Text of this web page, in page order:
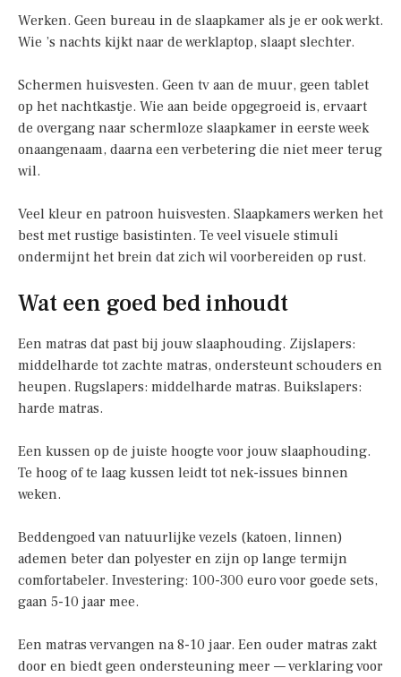
Werken. Geen bureau in de slaapkamer als je er ook werkt.
Wie ’s nachts kijkt naar de werklaptop, slaapt slechter.
Schermen huisvesten. Geen tv aan de muur, geen tablet
op het nachtkastje. Wie aan beide opgegroeid is, ervaart
de overgang naar schermloze slaapkamer in eerste week
onaangenaam, daarna een verbetering die niet meer terug
wil.
Veel kleur en patroon huisvesten. Slaapkamers werken het
best met rustige basistinten. Te veel visuele stimuli
ondermijnt het brein dat zich wil voorbereiden op rust.
Wat een goed bed inhoudt
Een matras dat past bij jouw slaaphouding. Zijslapers:
middelharde tot zachte matras, ondersteunt schouders en
heupen. Rugslapers: middelharde matras. Buikslapers:
harde matras.
Een kussen op de juiste hoogte voor jouw slaaphouding.
Te hoog of te laag kussen leidt tot nek-issues binnen
weken.
Beddengoed van natuurlijke vezels (katoen, linnen)
ademen beter dan polyester en zijn op lange termijn
comfortabeler. Investering: 100-300 euro voor goede sets,
gaan 5-10 jaar mee.
Een matras vervangen na 8-10 jaar. Een ouder matras zakt
door en biedt geen ondersteuning meer — verklaring voor